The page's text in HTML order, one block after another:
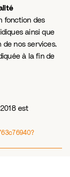
fonction des
ainsi que
de nos services.
à la fin de
est